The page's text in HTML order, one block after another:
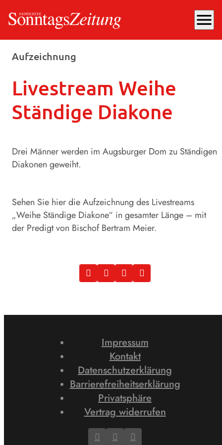
menu
Samstag, 12.10.2024, 12:39 Uhr
Aufzeichnung
Livestream Weihe
Ständige Diakone
Drei Männer werden im Augsburger Dom zu Ständigen
Diakonen geweiht.
Sehen Sie hier die Aufzeichnung des Livestreams
„Weihe Ständige Diakone“ in gesamter Länge – mit
der Predigt von Bischof Bertram Meier.
Impressum
Kontakt
Datenschutzerklärung
Barrierefreiheitserklärung
Privatsphäre
Vertrag widerrufen